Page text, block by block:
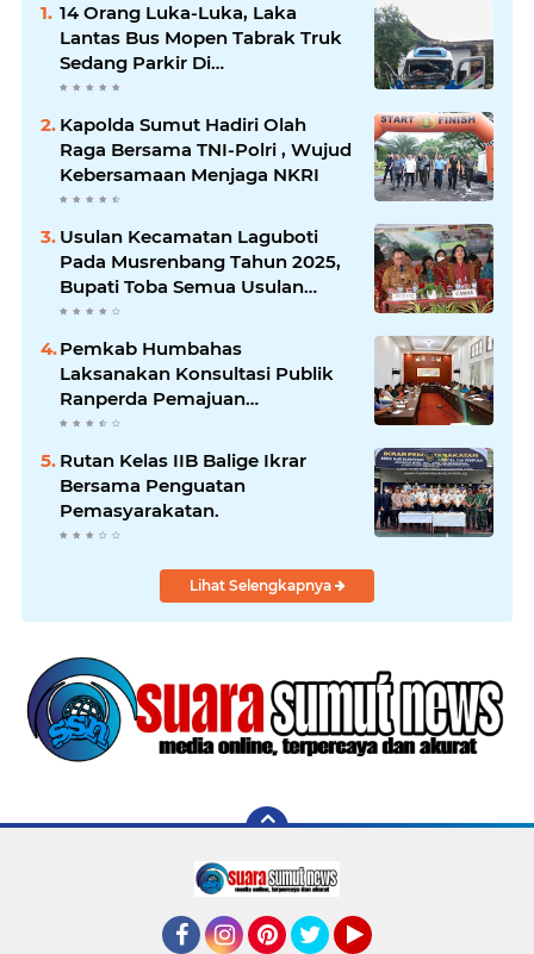
14 Orang Luka-Luka, Laka
Lantas Bus Mopen Tabrak Truk
Sedang Parkir Di
Siborongborong
Kapolda Sumut Hadiri Olah
Raga Bersama TNI-Polri , Wujud
Kebersamaan Menjaga NKRI
Usulan Kecamatan Laguboti
Pada Musrenbang Tahun 2025,
Bupati Toba Semua Usulan
Harus Mendukung
Pertumbuhan Pariwisata.
Pemkab Humbahas
Laksanakan Konsultasi Publik
Ranperda Pemajuan
Kebudayaan Daerah
Rutan Kelas IIB Balige Ikrar
Bersama Penguatan
Pemasyarakatan.
Lihat Selengkapnya